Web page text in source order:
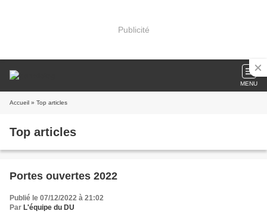
Publicité
MENU
Accueil » Top articles
Top articles
Portes ouvertes 2022
Publié le 07/12/2022 à 21:02
Par L'équipe du DU